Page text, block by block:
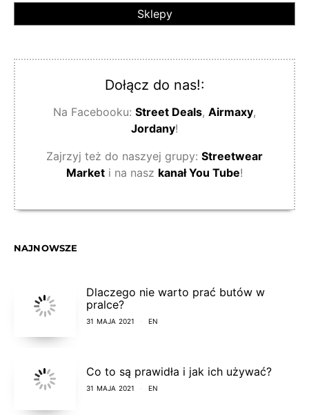
Sklepy
Dołącz do nas!:
Na Facebooku: Street Deals, Airmaxy,
Jordany!
Zajrzyj też do naszyej grupy: Streetwear
Market i na nasz kanał You Tube!
NAJNOWSZE
Dlaczego nie warto prać butów w
pralce?
31 MAJA 2021 EN
Co to są prawidła i jak ich używać?
31 MAJA 2021 EN